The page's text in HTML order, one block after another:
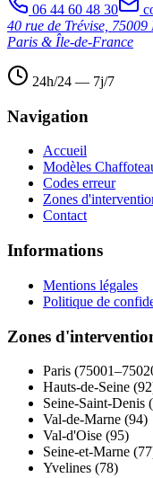
06 44 60 48 30
40 rue de Trévise, 75009
Paris & Île-de-France
24h/24 — 7j/7
Navigation
Accueil
Modèles
Codes erreur
Zones
Contact
Informations
Mentions légales
Politique de
Zones
Paris
Hauts-de-Seine
Seine-Saint-Denis
Val-de-Marne (94)
Val-d'Oise (95)
Seine-et-Marne
Yvelines (78)